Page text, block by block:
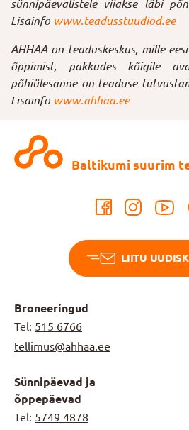
sünnipäevalistele viiakse läbi
Lisainfowww.teadusstuudiod.ee
AHHAA on teaduskeskus, mille
õppimist, pakkudes kõigile
põhiülesanne on teaduse
Lisainfowww.ahhaa.ee
Baltikumi suurim
LIITU
Broneeringud
Tel: 515 6766
tellimus@ahhaa.ee
Sünnipäevad ja
õppepäevad
Tel: 5749 4878